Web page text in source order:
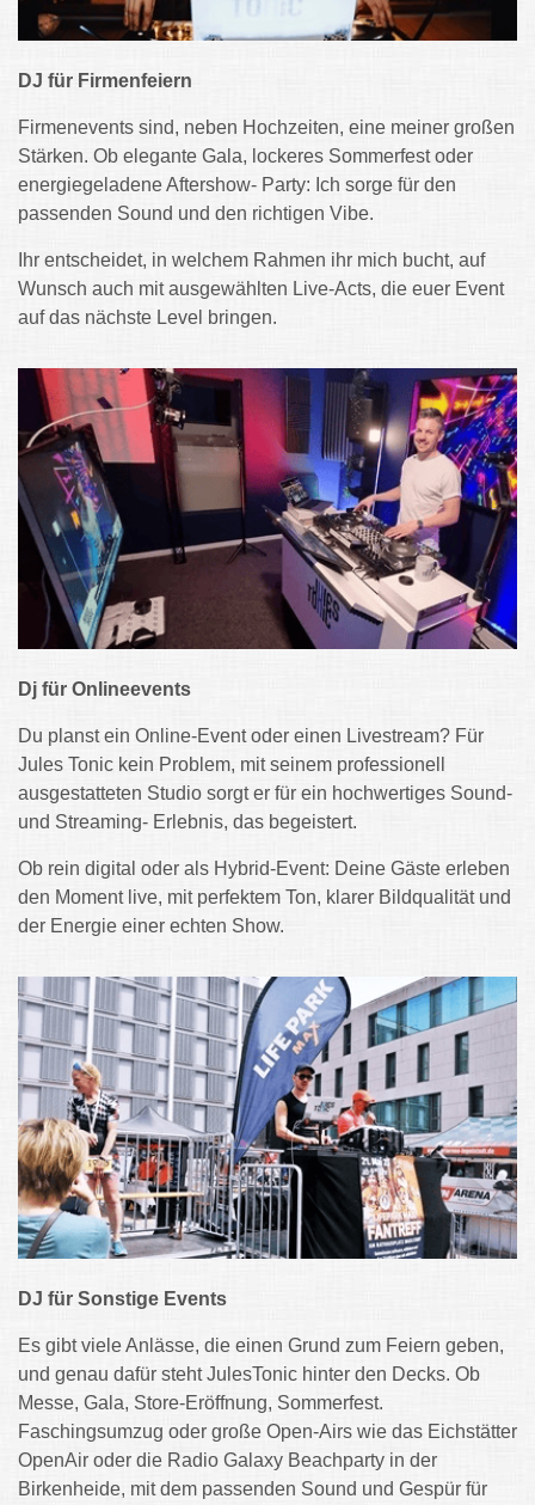
DJ für Firmenfeiern
Firmenevents sind, neben Hochzeiten, eine meiner großen
Stärken. Ob elegante Gala, lockeres Sommerfest oder
energiegeladene Aftershow- Party: Ich sorge für den
passenden Sound und den richtigen Vibe.
Ihr entscheidet, in welchem Rahmen ihr mich bucht, auf
Wunsch auch mit ausgewählten Live-Acts, die euer Event
auf das nächste Level bringen.
Dj für Onlineevents
Du planst ein Online-Event oder einen Livestream? Für
Jules Tonic kein Problem, mit seinem professionell
ausgestatteten Studio sorgt er für ein hochwertiges Sound-
und Streaming- Erlebnis, das begeistert.
Ob rein digital oder als Hybrid-Event: Deine Gäste erleben
den Moment live, mit perfektem Ton, klarer Bildqualität und
der Energie einer echten Show.
DJ für Sonstige Events
Es gibt viele Anlässe, die einen Grund zum Feiern geben,
und genau dafür steht JulesTonic hinter den Decks. Ob
Messe, Gala, Store-Eröffnung, Sommerfest.
Faschingsumzug oder große Open-Airs wie das Eichstätter
OpenAir oder die Radio Galaxy Beachparty in der
Birkenheide, mit dem passenden Sound und Gespür für